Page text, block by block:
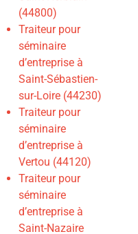
(44800)
Traiteur pour
séminaire
d’entreprise à
Saint-Sébastien-
sur-Loire (44230)
Traiteur pour
séminaire
d’entreprise à
Vertou (44120)
Traiteur pour
séminaire
d’entreprise à
Saint-Nazaire